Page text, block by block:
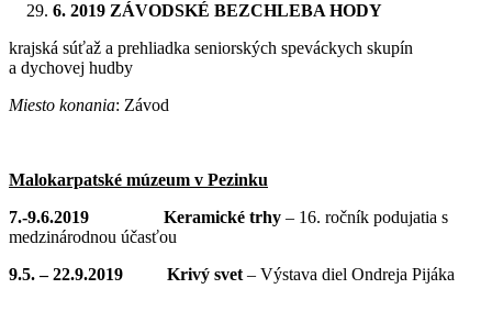
6. 2019 ZÁVODSKÉ BEZCHLEBA HODY
krajská súťaž a prehliadka seniorských speváckych skupín
a dychovej hudby
Miesto konania: Závod
Malokarpatské múzeum v Pezinku
7.-9.6.2019 Keramické trhy – 16. ročník podujatia s
medzinárodnou účasťou
9.5. – 22.9.2019 Krivý svet – Výstava diel Ondreja Pijáka